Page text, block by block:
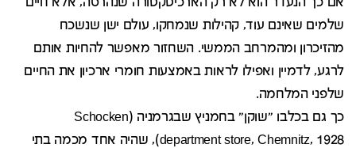
אם כך הנעדר הוא לא רק הארכיטקטורה שנהרסה, אלא חיים
שלמים שאינם עוד, קהילות שנמחקו, עולם ישן שנשכח
מהזיכרון ומהמרחב הממשי. השחזור מאפשר להחיות אותם
לרגע, לדמיין ואפילו לראות באמצעות חומרי ארכיון את החיים
שלפני המלחמה.
כך גם בכלבו "שוקן" בחמניץ שבגרמניה (Schocken
department store, Chemnitz, 1928), שהיה אחד מכמה בתי